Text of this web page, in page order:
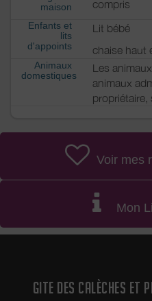
maison
compris
Enfants et
lits
d'appoints
Lit bébé
chaise haut
Animaux
domestiques
Les
animaux
Voir mes
Mon
GITE DES CALÈCHES ET